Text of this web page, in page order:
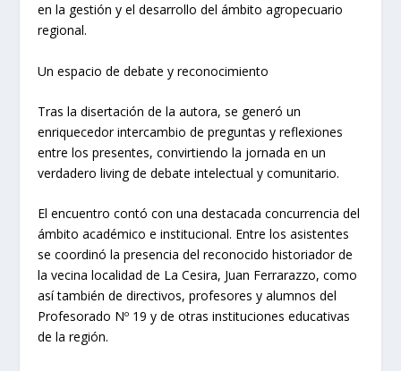
en la gestión y el desarrollo del ámbito agropecuario
regional.
Un espacio de debate y reconocimiento
Tras la disertación de la autora, se generó un
enriquecedor intercambio de preguntas y reflexiones
entre los presentes, convirtiendo la jornada en un
verdadero living de debate intelectual y comunitario.
El encuentro contó con una destacada concurrencia del
ámbito académico e institucional. Entre los asistentes
se coordinó la presencia del reconocido historiador de
la vecina localidad de La Cesira, Juan Ferrarazzo, como
así también de directivos, profesores y alumnos del
Profesorado Nº 19 y de otras instituciones educativas
de la región.